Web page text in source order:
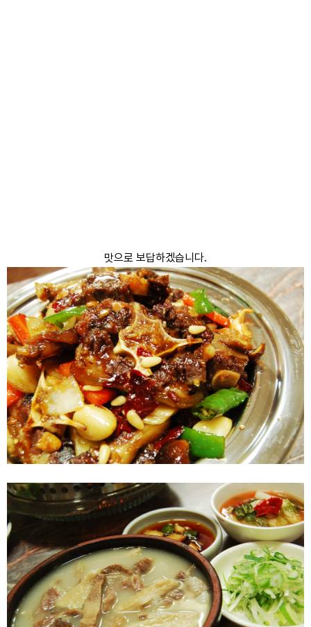
맛으로 보답하겠습니다.